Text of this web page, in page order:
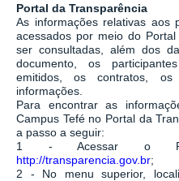
Portal da Transparência
As informações relativas aos
acessados por meio do
ser consultadas, além dos
documento, os
emitidos, os contratos, os
informações.
Para encontrar as
Campus Tefé no Portal da
a passo a seguir:
1 - Acessar o
http://transparencia.gov.br;
2 - No menu superior,